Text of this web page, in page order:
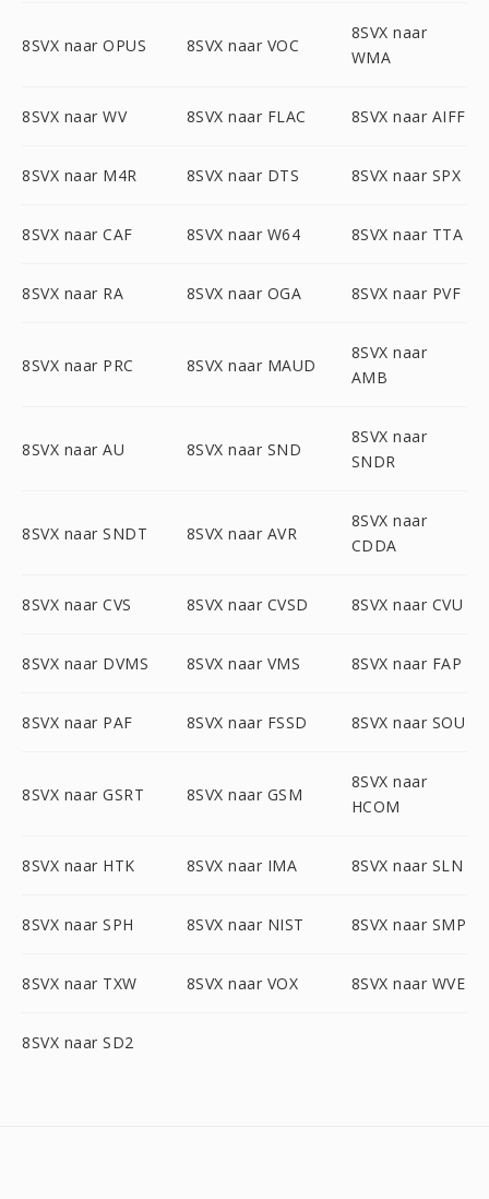
8SVX naar OPUS 8SVX naar VOC
8SVX naar
WMA
8SVX naar WV 8SVX naar FLAC 8SVX naar AIFF
8SVX naar M4R 8SVX naar DTS 8SVX naar SPX
8SVX naar CAF 8SVX naar W64 8SVX naar TTA
8SVX naar RA 8SVX naar OGA 8SVX naar PVF
8SVX naar PRC 8SVX naar MAUD
8SVX naar
AMB
8SVX naar AU 8SVX naar SND
8SVX naar
SNDR
8SVX naar SNDT 8SVX naar AVR
8SVX naar
CDDA
8SVX naar CVS 8SVX naar CVSD 8SVX naar CVU
8SVX naar DVMS 8SVX naar VMS 8SVX naar FAP
8SVX naar PAF 8SVX naar FSSD 8SVX naar SOU
8SVX naar GSRT 8SVX naar GSM
8SVX naar
HCOM
8SVX naar HTK 8SVX naar IMA 8SVX naar SLN
8SVX naar SPH 8SVX naar NIST 8SVX naar SMP
8SVX naar TXW 8SVX naar VOX 8SVX naar WVE
8SVX naar SD2